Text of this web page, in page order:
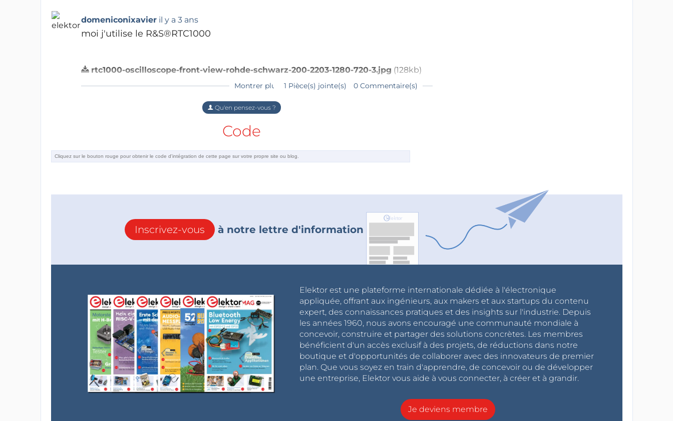
domeniconixavier il y a 3 ans
moi j'utilise le R&S®RTC1000
rtc1000-oscilloscope-front-view-rohde-schwarz-200-2203-1280-720-3.jpg (128kb)
Répondre Montrer plus 1 Pièce(s) jointe(s) 0 Commentaire(s)
Qu'en pensez-vous ?
Code
Inscrivez-vous à notre lettre d'information
Elektor est une plateforme internationale dédiée à l'électronique
appliquée, offrant aux ingénieurs, aux makers et aux startups du contenu
expert, des connaissances pratiques et des insights sur l'industrie. Depuis
les années 1960, nous avons encouragé une communauté mondiale à
concevoir, construire et partager des solutions concrètes. Les membres
bénéficient d'un accès exclusif à des projets, de réductions dans notre
boutique et d'opportunités de collaborer avec des innovateurs de premier
plan. Que vous soyez en train d'apprendre, de concevoir ou de développer
une entreprise, Elektor vous aide à vous connecter, à créer et à grandir.
Je deviens membre